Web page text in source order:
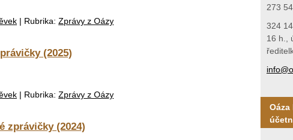
| Rubrika: Zprávy z Oázy
(2025)
| Rubrika: Zprávy z Oázy
zprávičky (2024)
273
324
16 h.,